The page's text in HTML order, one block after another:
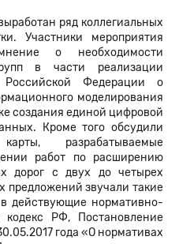
ряд коллегиальных
Участники мероприятия
о необходимости
в части реализации
Российской Федерации о
моделирования
создания единой цифровой
Кроме того обсудили
разрабатываемые
работ по расширению
дорог с двух до четырех
предложений звучали такие
действующие нормативно-
РФ, Постановление
года «О нормативах